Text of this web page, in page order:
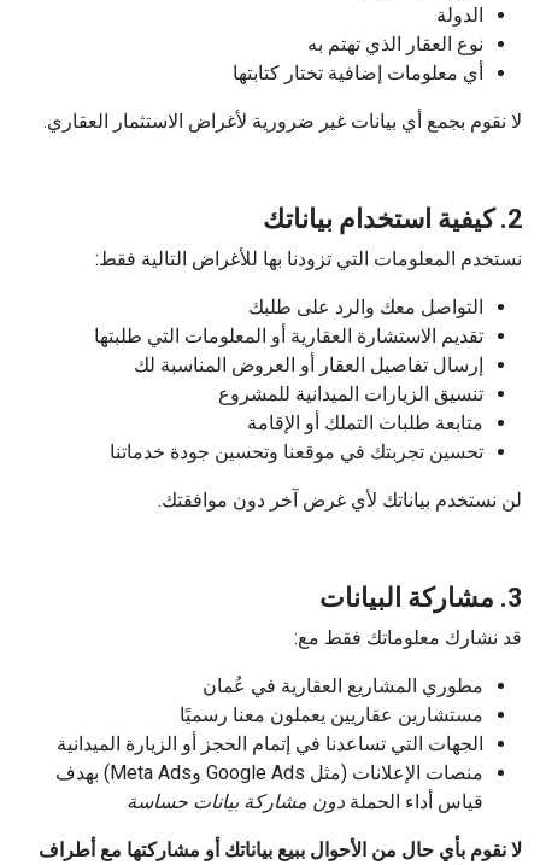
الدولة
نوع العقار الذي تهتم به
أي معلومات إضافية تختار كتابتها
لا نقوم بجمع أي بيانات غير ضرورية لأغراض الاستثمار العقاري.
2. كيفية استخدام بياناتك
نستخدم المعلومات التي تزودنا بها للأغراض التالية فقط:
التواصل معك والرد على طلبك
تقديم الاستشارة العقارية أو المعلومات التي طلبتها
إرسال تفاصيل العقار أو العروض المناسبة لك
تنسيق الزيارات الميدانية للمشروع
متابعة طلبات التملك أو الإقامة
تحسين تجربتك في موقعنا وتحسين جودة خدماتنا
لن نستخدم بياناتك لأي غرض آخر دون موافقتك.
3. مشاركة البيانات
قد نشارك معلوماتك فقط مع:
مطوري المشاريع العقارية في عُمان
مستشارين عقاريين يعملون معنا رسميًا
الجهات التي تساعدنا في إتمام الحجز أو الزيارة الميدانية
منصات الإعلانات (مثل Google Ads وMeta Ads) بهدف
قياس أداء الحملة دون مشاركة بيانات حساسة
لا نقوم بأي حال من الأحوال ببيع بياناتك أو مشاركتها مع أطراف